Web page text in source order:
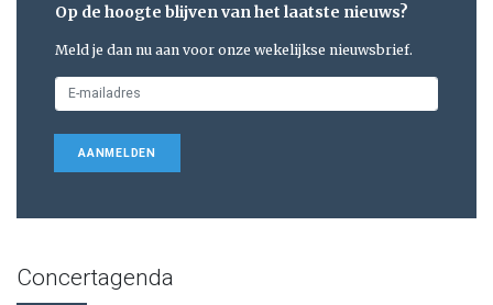
Op de hoogte blijven van het laatste nieuws?
Meld je dan nu aan voor onze wekelijkse nieuwsbrief.
AANMELDEN
Concertagenda